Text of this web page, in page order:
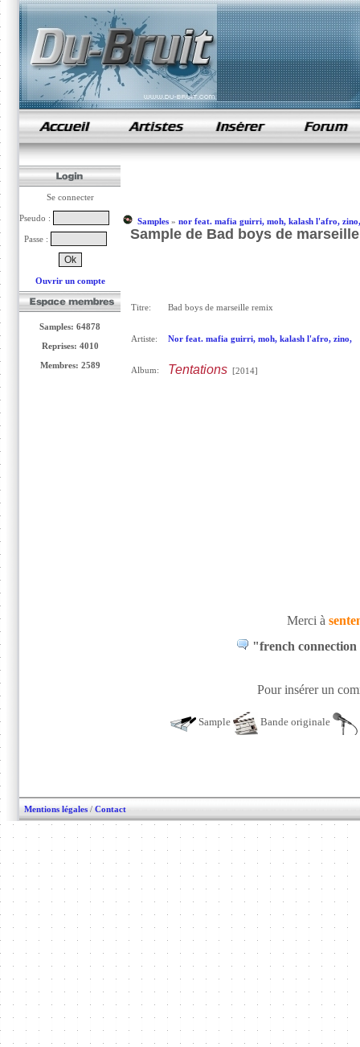
samples de rap
Se connecter
Pseudo :
Passe :
Ouvrir un compte
Samples: 64878
Reprises: 4010
Membres: 2589
Samples» nor feat. mafia guirri, moh, kalash l'afro, zino,
Sample de Bad boys de
Titre: Bad boys de marseille remix
Artiste: Nor feat. mafia guirri, moh, kalash l'afro, zino,
Album: Tentations[2014]
Merci à
"french connection
Pour insérer un
Sample Bande originale
Mentions légales / Contact